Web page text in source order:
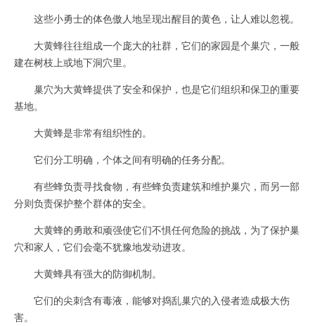
这些小勇士的体色傲人地呈现出醒目的黄色，让人难以忽视。
大黄蜂往往组成一个庞大的社群，它们的家园是个巢穴，一般
建在树枝上或地下洞穴里。
巢穴为大黄蜂提供了安全和保护，也是它们组织和保卫的重要
基地。
大黄蜂是非常有组织性的。
它们分工明确，个体之间有明确的任务分配。
有些蜂负责寻找食物，有些蜂负责建筑和维护巢穴，而另一部
分则负责保护整个群体的安全。
大黄蜂的勇敢和顽强使它们不惧任何危险的挑战，为了保护巢
穴和家人，它们会毫不犹豫地发动进攻。
大黄蜂具有强大的防御机制。
它们的尖刺含有毒液，能够对捣乱巢穴的入侵者造成极大伤
害。